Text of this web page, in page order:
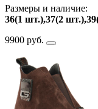
Размеры и наличие:
36(1 шт.),37(2
9900 руб.